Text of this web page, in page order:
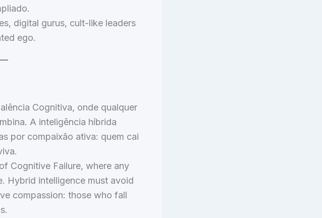
digital gurus, cult-like leaders
ego.
Cognitiva, onde qualquer
A inteligência híbrida
por compaixão ativa: quem cai
Cognitive Failure, where any
Hybrid intelligence must avoid
compassion: those who fall